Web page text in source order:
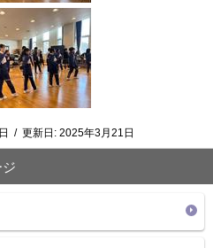
/ 更新日: 2025年3月21日